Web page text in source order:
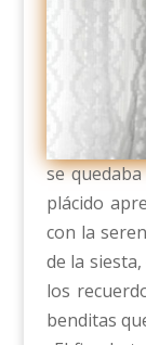
se
plácido
con la
de la
los
benditas